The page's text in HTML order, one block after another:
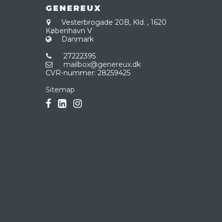
GENEREUX
Vesterbrogade 20B, Kld. , 1620
København V
Danmark
27222395
mailbox@genereux.dk
CVR-nummer: 28259425
Sitemap